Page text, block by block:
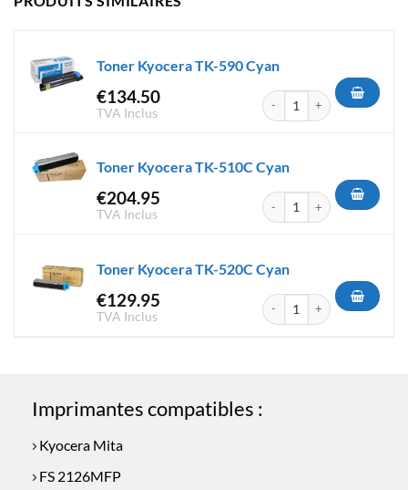
Toner Kyocera TK-590 Cyan
€134.50
TVA Inclus
quantité de Toner Kyocera
Toner Kyocera TK-510C Cyan
€204.95
TVA Inclus
quantité de Toner Kyocera
Toner Kyocera TK-520C Cyan
€129.95
TVA Inclus
quantité de Toner Kyocera
Imprimantes compatibles :
Kyocera Mita
FS 2126MFP